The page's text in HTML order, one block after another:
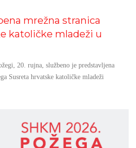
mrežna stranica
katoličke mladeži u
20. rujna, službeno je predstavljena
Susreta hrvatske katoličke mladeži